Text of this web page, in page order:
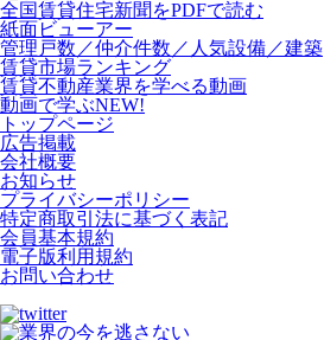
全国賃貸住宅新聞をPDFで読む
紙面ビューアー
管理戸数／仲介件数／人気設備／建築
賃貸市場ランキング
賃貸不動産業界を学べる動画
動画で学ぶNEW!
トップページ
広告掲載
会社概要
お知らせ
プライバシーポリシー
特定商取引法に基づく表記
会員基本規約
電子版利用規約
お問い合わせ